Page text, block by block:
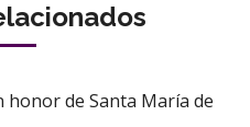
honor de Santa María de